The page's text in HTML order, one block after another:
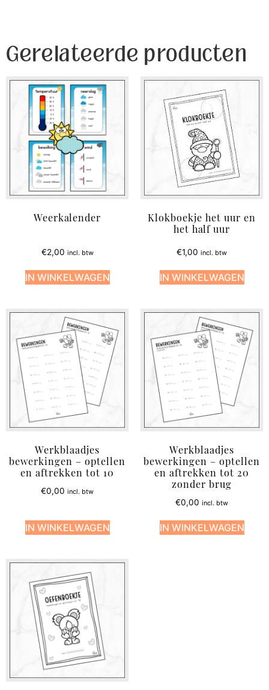
Gerelateerde producten
Weerkalender
€2,00 incl. btw
IN WINKELWAGEN
Klokboekje het uur en
het half uur
€1,00 incl. btw
IN WINKELWAGEN
Werkblaadjes
bewerkingen – optellen
en aftrekken tot 10
€0,00 incl. btw
IN WINKELWAGEN
Werkblaadjes
bewerkingen – optellen
en aftrekken tot 20
zonder brug
€0,00 incl. btw
IN WINKELWAGEN